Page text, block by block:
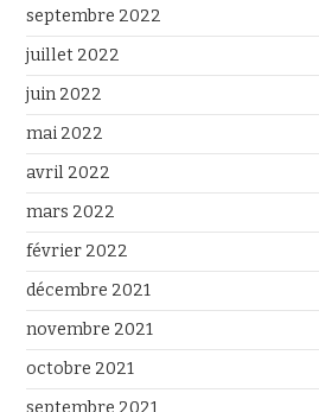
septembre 2022
juillet 2022
juin 2022
mai 2022
avril 2022
mars 2022
février 2022
décembre 2021
novembre 2021
octobre 2021
septembre 2021